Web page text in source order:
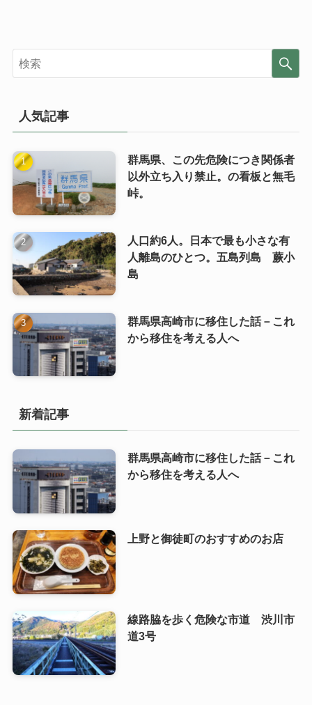
人気記事
群馬県、この先危険につき関係者
以外立ち入り禁止。の看板と無毛
峠。
人口約6人。日本で最も小さな有
人離島のひとつ。五島列島 蕨小
島
群馬県高崎市に移住した話－これ
から移住を考える人へ
新着記事
群馬県高崎市に移住した話－これ
から移住を考える人へ
上野と御徒町のおすすめのお店
線路脇を歩く危険な市道 渋川市
道3号